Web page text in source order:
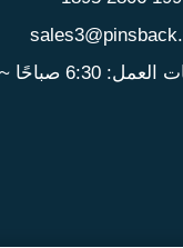
6:30 صباحًا ~ 12:00 مساءً